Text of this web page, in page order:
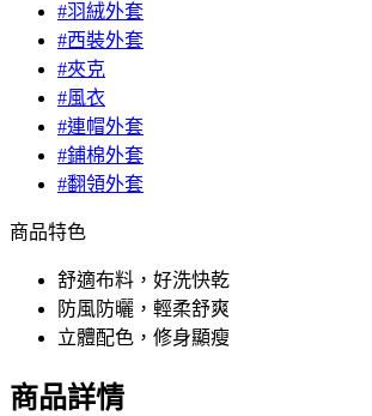
#羽絨外套
#西裝外套
#夾克
#風衣
#連帽外套
#鋪棉外套
#翻領外套
商品特色
舒適布料，好洗快乾
防風防曬，輕柔舒爽
立體配色，修身顯瘦
商品詳情